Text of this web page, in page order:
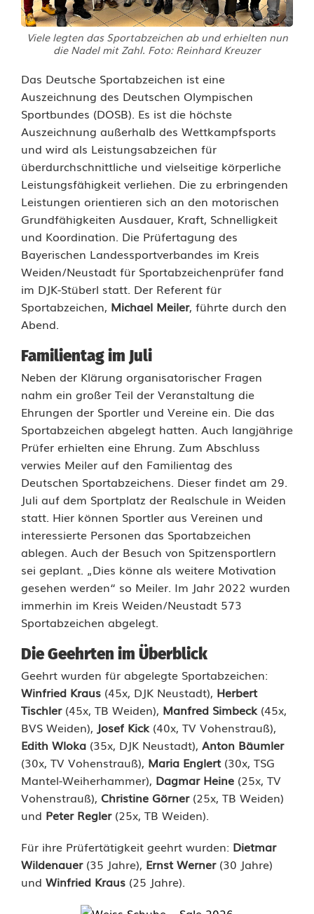
c
h
u
n
g
f
ü
r
J
u
n
g
u
n
d
A
l
t
:
D
a
s
S
p
o
r
t
a
b
z
e
i
c
Viele legten das Sportabzeichen ab und erhielten nun
die Nadel mit Zahl. Foto: Reinhard Kreuzer
Das Deutsche Sportabzeichen ist eine
Auszeichnung des Deutschen Olympischen
Sportbundes (DOSB). Es ist die höchste
Auszeichnung außerhalb des Wettkampfsports
und wird als Leistungsabzeichen für
überdurchschnittliche und vielseitige körperliche
Leistungsfähigkeit verliehen. Die zu erbringenden
Leistungen orientieren sich an den motorischen
Grundfähigkeiten Ausdauer, Kraft, Schnelligkeit
und Koordination. Die Prüfertagung des
Bayerischen Landessportverbandes im Kreis
Weiden/Neustadt für Sportabzeichenprüfer fand
im DJK-Stüberl statt. Der Referent für
Sportabzeichen, Michael Meiler, führte durch den
Abend.
Familientag im Juli
Neben der Klärung organisatorischer Fragen
nahm ein großer Teil der Veranstaltung die
Ehrungen der Sportler und Vereine ein. Die das
Sportabzeichen abgelegt hatten. Auch langjährige
Prüfer erhielten eine Ehrung. Zum Abschluss
verwies Meiler auf den Familientag des
Deutschen Sportabzeichens. Dieser findet am 29.
Juli auf dem Sportplatz der Realschule in Weiden
statt. Hier können Sportler aus Vereinen und
interessierte Personen das Sportabzeichen
ablegen. Auch der Besuch von Spitzensportlern
sei geplant. „Dies könne als weitere Motivation
gesehen werden“ so Meiler. Im Jahr 2022 wurden
immerhin im Kreis Weiden/Neustadt 573
Sportabzeichen abgelegt.
Die Geehrten im Überblick
Geehrt wurden für abgelegte Sportabzeichen:
Winfried Kraus (45x, DJK Neustadt), Herbert
Tischler(45x, TB Weiden), Manfred Simbeck(45x,
BVS Weiden), Josef Kick(40x, TV Vohenstrauß),
Edith Wloka (35x, DJK Neustadt), Anton Bäumler
(30x, TV Vohenstrauß), Maria Englert(30x, TSG
Mantel-Weiherhammer), Dagmar Heine (25x, TV
Vohenstrauß), Christine Görner(25x, TB Weiden)
und Peter Regler(25x, TB Weiden).
Für ihre Prüfertätigkeit geehrt wurden: Dietmar
Wildenauer(35 Jahre), Ernst Werner(30 Jahre)
und Winfried Kraus (25 Jahre).